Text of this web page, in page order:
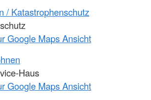
/ Katastrophenschutz
Google Maps Ansicht
Haus
Google Maps Ansicht